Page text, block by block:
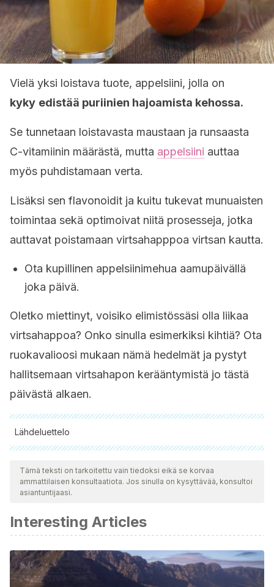
Vielä yksi loistava tuote, appelsiini, jolla on
kyky edistää puriinien hajoamista kehossa.
Se tunnetaan loistavasta maustaan ja runsaasta
C-vitamiinin määrästä, mutta appelsiini auttaa
myös puhdistamaan verta.
Lisäksi sen flavonoidit ja kuitu tukevat munuaisten
toimintaa sekä optimoivat niitä prosesseja, jotka
auttavat poistamaan virtsahapppoa virtsan kautta.
Ota kupillinen appelsiinimehua aamupäivällä
joka päivä.
Oletko miettinyt, voisiko elimistössäsi olla liikaa
virtsahappoa? Onko sinulla esimerkiksi kihtiä? Ota
ruokavalioosi mukaan nämä hedelmät ja pystyt
hallitsemaan virtsahapon kerääntymistä jo tästä
päivästä alkaen.
Lähdeluettelo
Kaikki lainatut lähteet tarkistettiin perusteellisesti tiimimme
toimesta varmistaaksemme niiden laadun, luotettavuuden,
ajantasaisuuden ja pätevyyden. Tämän artikkelin bibliografia
Jiménez, Abraham Emilio Reyes, et al. “Prevalencia del
síndrome metabólico en relación con las concentraciones
de ácido úrico.”Medicina Interna de México25.4 (2009):
278-284.
Tämä teksti on tarkoitettu vain tiedoksi eikä se korvaa
ammattilaisen konsultaatiota. Jos sinulla on kysyttävää, konsultoi
asiantuntijaasi.
Interesting Articles